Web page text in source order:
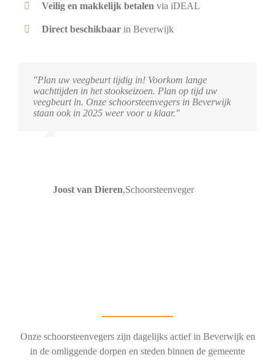
Veilig en makkelijk betalen via iDEAL
Direct beschikbaar in Beverwijk
"Plan uw veegbeurt tijdig in! Voorkom lange
wachttijden in het stookseizoen. Plan op tijd uw
veegbeurt in. Onze schoorsteenvegers in Beverwijk
staan ook in 2025 weer voor u klaar."
Joost van Dieren,Schoorsteenveger
Onze schoorsteenvegers zijn dagelijks actief in Beverwijk en
in de omliggende dorpen en steden binnen de gemeente